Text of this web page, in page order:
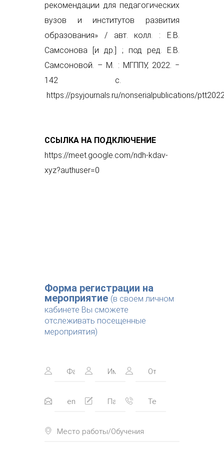
рекомендации для педагогических
вузов и институтов развития
образования» / авт. колл. : Е.В.
Самсонова [и др.] ; под ред. Е.В.
Самсоновой. – М. : МГППУ, 2022. ‒
142 с.
https://psyjournals.ru/nonserialpublications/
ССЫЛКА НА ПОДКЛЮЧЕНИЕ
https://meet.google.com/ndh-kdav-
xyz?authuser=0
Форма регистрации на
мероприятие (в своем личном
кабинете Вы сможете
отслеживать посещенные
мероприятия)